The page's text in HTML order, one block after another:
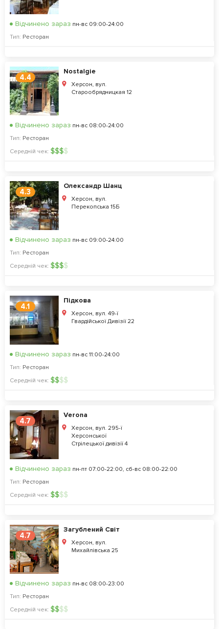
Відчинено зараз пн-вс 09:00-24:00
Тип: Ресторан
4.4
Nostalgie
Херсон, вул.
Старообрядницкая 12
Відчинено зараз пн-вс 08:00-24:00
Тип: Ресторан
Середній чек: $$$$
4.3
Олександр Шанц
Херсон, вул.
Перекопська 15Б
Відчинено зараз пн-вс 09:00-24:00
Тип: Ресторан
Середній чек: $$$$
4.1
Підкова
Херсон, вул. 49-ї
Гвардійської Дивізії 22
Відчинено зараз пн-вс 11:00-24:00
Тип: Ресторан
Середній чек: $$$$
4.7
Verona
Херсон, вул. 295-ї
Херсонської
Стрілецької дивізії 4
Відчинено зараз пн-пт 07:00-22:00, сб-вс 08:00-22:00
Тип: Ресторан
Середній чек: $$$$
4.7
Загублений Світ
Херсон, вул.
Михайлівська 25
Відчинено зараз пн-вс 08:00-23:00
Тип: Ресторан
Середній чек: $$$$